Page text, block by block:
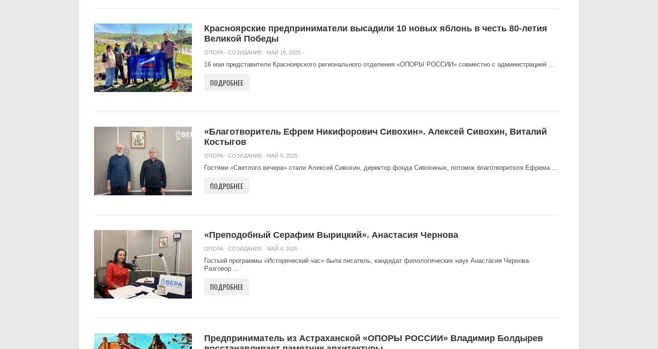
Красноярские предприниматели высадили 10 новых яблонь в честь 80-летия
Великой Победы
ОПОРА - СОЗИДАНИЕ · МАЙ 16, 2025 ·
16 мая представители Красноярского регионального отделения «ОПОРЫ РОССИИ» совместно с администрацией ...
ПОДРОБНЕЕ
«Благотворитель Ефрем Никифорович Сивохин». Алексей Сивохин, Виталий
Костыгов
ОПОРА - СОЗИДАНИЕ · МАЙ 6, 2025 ·
Гостями «Светлого вечера» стали Алексей Сивохин, директор фонда Сивохиных, потомок благотворителя Ефрема ...
ПОДРОБНЕЕ
«Преподобный Серафим Вырицкий». Анастасия Чернова
ОПОРА - СОЗИДАНИЕ · МАЙ 4, 2025 ·
Гостьей программы «Исторический час» была писатель, кандидат филологических наук Анастасия Чернова.
Разговор ...
ПОДРОБНЕЕ
Предприниматель из Астраханской «ОПОРЫ РОССИИ» Владимир Болдырев